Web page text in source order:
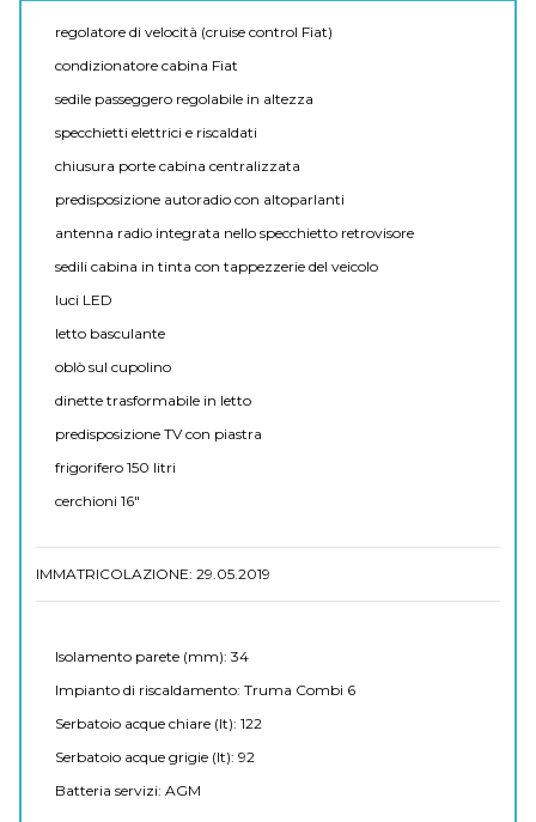
regolatore di velocità (cruise control Fiat)
condizionatore cabina Fiat
sedile passeggero regolabile in altezza
specchietti elettrici e riscaldati
chiusura porte cabina centralizzata
predisposizione autoradio con altoparlanti
antenna radio integrata nello specchietto retrovisore
sedili cabina in tinta con tappezzerie del veicolo
luci LED
letto basculante
oblò sul cupolino
dinette trasformabile in letto
predisposizione TV con piastra
frigorifero 150 litri
cerchioni 16"
IMMATRICOLAZIONE: 29.05.2019
Isolamento parete (mm): 34
Impianto di riscaldamento: Truma Combi 6
Serbatoio acque chiare (lt): 122
Serbatoio acque grigie (lt): 92
Batteria servizi: AGM